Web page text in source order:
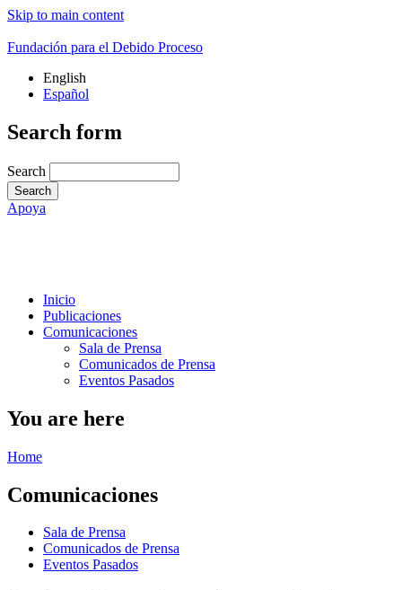
Skip to main content
Fundación para el Debido Proceso
English
Español
Search form
Search
Apoya
Inicio
Publicaciones
Comunicaciones
Sala de Prensa
Comunicados de Prensa
Eventos Pasados
You are here
Home
Comunicaciones
Sala de Prensa
Comunicados de Prensa
Eventos Pasados